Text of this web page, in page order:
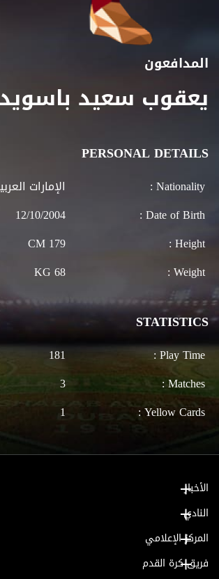
المدافعون
يعقوب سعيد
PERSONAL DETAILS
Nationality :
الإمارات
Date of Birth :
12/10/2004
Height :
179 CM
Weight :
68 KG
STATISTICS
Play Time :
181
Matches :
3
Yellow Cards :
1
الأخبار
النادي
المركز الإعلامي
فريق كرة القدم